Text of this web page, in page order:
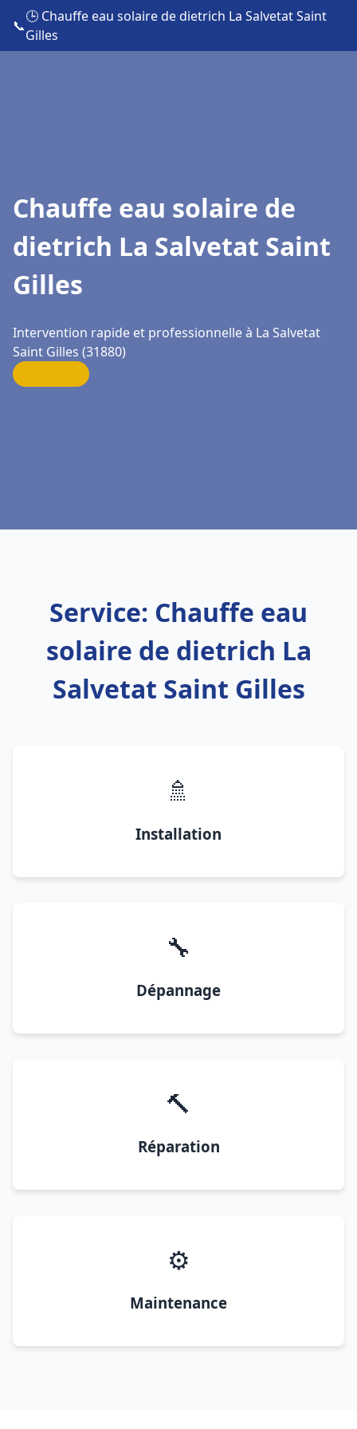
📞
🕒 Chauffe eau solaire de dietrich La Salvetat Saint
Gilles
Chauffe eau solaire de
dietrich La Salvetat Saint
Gilles
Intervention rapide et professionnelle à La Salvetat
Saint Gilles (31880)
Service: Chauffe eau
solaire de dietrich La
Salvetat Saint Gilles
🚿
Installation
🔧
Dépannage
🔨
Réparation
⚙️
Maintenance